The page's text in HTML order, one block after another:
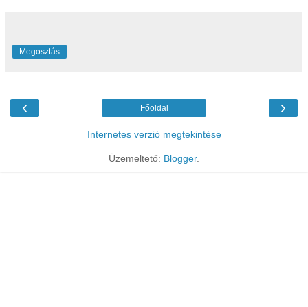
Megosztás
‹ ›
Főoldal
Internetes verzió megtekintése
Üzemeltető: Blogger.